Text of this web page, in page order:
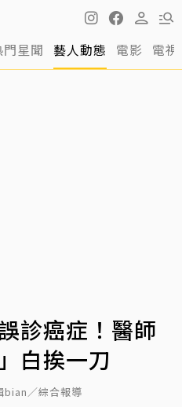
門星聞 藝人動態 電影 電視
診癌症！醫師
白挨一刀
bian／綜合報導